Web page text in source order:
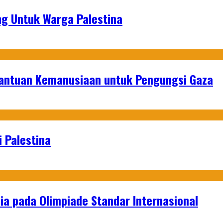
Untuk Warga Palestina
Kemanusiaan untuk Pengungsi Gaza
Palestina
pada Olimpiade Standar Internasional